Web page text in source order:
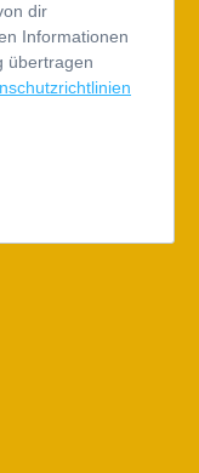
dir
Informationen
übertragen